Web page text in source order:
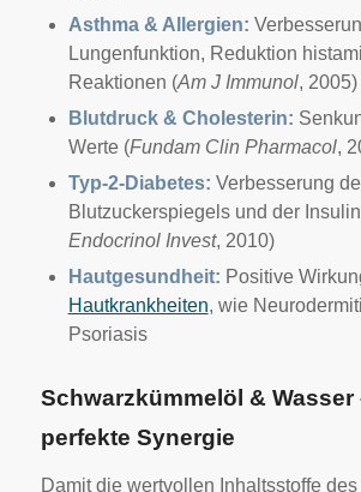
Asthma & Allergien:
Lungenfunktion, Reduktion
Reaktionen (Am J Immunol, 2005)
Blutdruck & Cholesterin:
Werte (Fundam Clin Pharmacol,
Typ-2-Diabetes: Verbesserung
Blutzuckerspiegels und der
Endocrinol Invest, 2010)
Hautgesundheit: Positive
Hautkrankheiten, wie
Psoriasis
Schwarzkümmelöl & Wasser
perfekte Synergie
Damit die wertvollen Inhaltsstoffe des